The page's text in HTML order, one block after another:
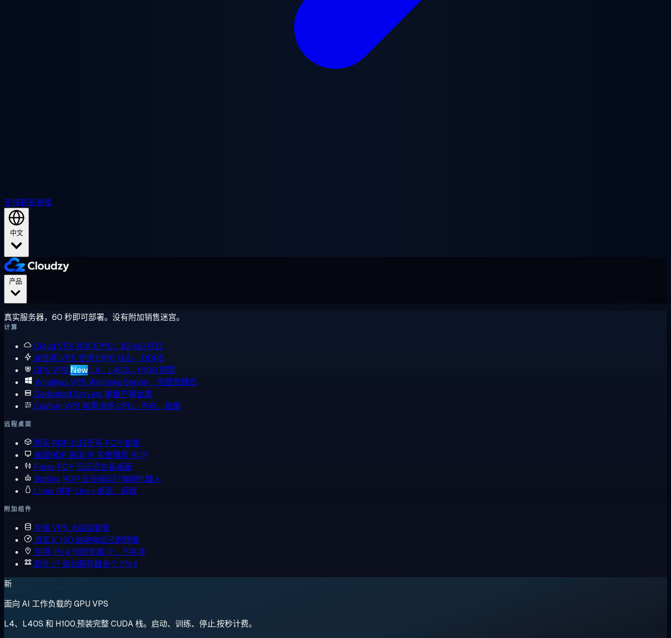
支持联系销售
中文
真实服务器，60 秒即可部署。没有附加销售迷宫。
计算
Cloud VPS 共享 EPYC，$2.48/月起
高性能 VPS 专用 EPYC 核心，DDR5
GPU VPS New L4、L40S、H100 按需
Windows VPS Windows Server，完整管理员
Dedicated Servers 单租户裸金属
Custom VPS 按需选择 CPU、内存、磁盘
远程桌面
购买 RDP 比较所有 RDP 套餐
美国RDP 美国 IP 的管理员 RDP
Forex RDP 低延迟交易桌面
Botting RDP 全天候运行你的机器人
Linux RDP Linux 桌面，远程
附加组件
存储 VPS 大磁盘套餐
自定义 ISO 启动你自己的镜像
专用 IPv4 你的专属 IP，不共享
额外 IP 每台服务器多个 IPv4
新
面向 AI 工作负载的 GPU VPS
L4、L40S 和 H100,预装完整 CUDA 栈。启动、训练、停止,按秒计费。